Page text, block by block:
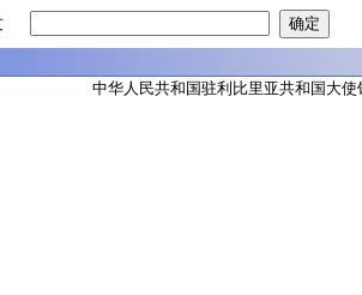
中华人民共和国驻利比里亚共和国大